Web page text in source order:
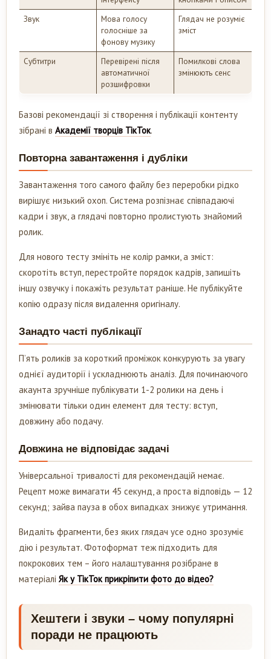
Звук
Мова голосу
голосніше за
фонову музику
Глядач не розуміє
зміст
Субтитри
Перевірені після
автоматичної
розшифровки
Помилкові слова
змінюють сенс
Базові рекомендації зі створення і публікації контенту
зібрані в Академії творців ТікТок.
Повторна завантаження і дубліки
Завантаження того самого файлу без переробки рідко
вирішує низький охоп. Система розпізнає співпадаючі
кадри і звук, а глядачі повторно пролистують знайомий
ролик.
Для нового тесту змініть не колір рамки, а зміст:
скоротіть вступ, перестройте порядок кадрів, запишіть
іншу озвучку і покажіть результат раніше. Не публікуйте
копію одразу після видалення оригіналу.
Занадто часті публікації
П’ять роликів за короткий проміжок конкурують за увагу
однієї аудиторії і ускладнюють аналіз. Для починаючого
акаунта зручніше публікувати 1-2 ролики на день і
змінювати тільки один елемент для тесту: вступ,
довжину або подачу.
Довжина не відповідає задачі
Універсальної тривалості для рекомендацій немає.
Рецепт може вимагати 45 секунд, а проста відповідь — 12
секунд; зайва пауза в обох випадках знижує утримання.
Видаліть фрагменти, без яких глядач усе одно зрозуміє
дію і результат. Фотоформат теж підходить для
покрокових тем – його налаштування розібране в
матеріалі Як у ТікТок прикріпити фото до відео?
Хештеги і звуки – чому популярні
поради не працюють